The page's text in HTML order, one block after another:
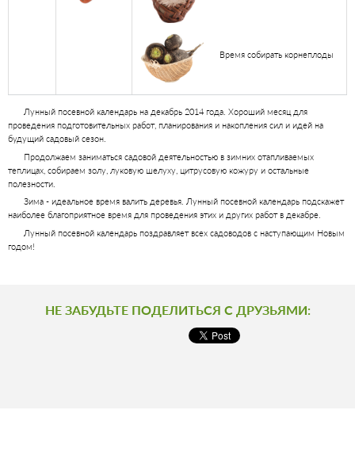
Время собирать корнеплоды
Лунный посевной календарь на декабрь 2014 года. Хороший месяц для
проведения подготовительных работ, планирования и накопления сил и идей на
будущий садовый сезон.
Продолжаем заниматься садовой деятельностью в зимних отапливаемых
теплицах, собираем золу, луковую шелуху, цитрусовую кожуру и остальные
полезности.
Зима - идеальное время валить деревья. Лунный посевной календарь подскажет
наиболее благоприятное время для проведения этих и других работ в декабре.
Лунный посевной календарь поздравляет всех садоводов с наступающим Новым
годом!
НЕ ЗАБУДЬТЕ ПОДЕЛИТЬСЯ С ДРУЗЬЯМИ: